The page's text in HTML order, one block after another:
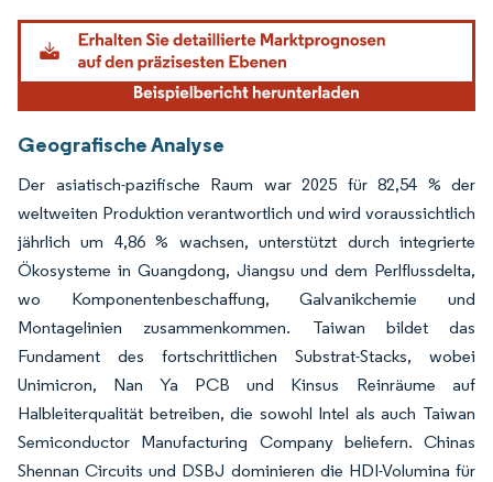
Geografische Analyse
Der asiatisch-pazifische Raum war 2025 für 82,54 % der
weltweiten Produktion verantwortlich und wird voraussichtlich
jährlich um 4,86 % wachsen, unterstützt durch integrierte
Ökosysteme in Guangdong, Jiangsu und dem Perlflussdelta,
wo Komponentenbeschaffung, Galvanikchemie und
Montagelinien zusammenkommen. Taiwan bildet das
Fundament des fortschrittlichen Substrat-Stacks, wobei
Unimicron, Nan Ya PCB und Kinsus Reinräume auf
Halbleiterqualität betreiben, die sowohl Intel als auch Taiwan
Semiconductor Manufacturing Company beliefern. Chinas
Shennan Circuits und DSBJ dominieren die HDI-Volumina für